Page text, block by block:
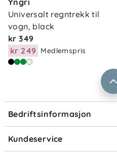
Yngri
Universalt regntrekk til
vogn, black
kr 349
kr 249
Medlemspris
Bedriftsinformasjon
Våre butikker
Vårt samfunnsansvar
Jobbe i Barnas Hus
Barnas Hus bedrift
Størrelsesguider
Kundeservice
Frakt og levering
Retur og reklamasjon
Salgsbetingelser
Prismatch
Ofte stilte spørsmål
Om Klarna